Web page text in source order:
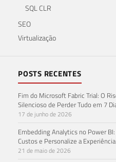
SQL CLR
SEO
Virtualização
POSTS RECENTES
Fim do Microsoft Fabric Trial: O
Silencioso de Perder Tudo em 7
17 de junho de 2026
Embedding Analytics no Power
Custos e Personalize a
21 de maio de 2026